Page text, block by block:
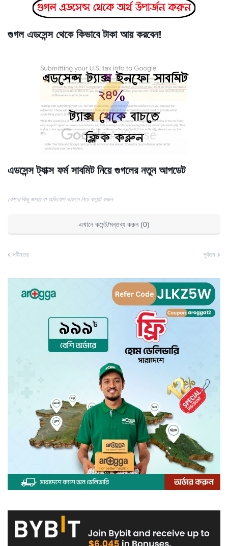
গুগল এডসেন্স থেকে কিভাবে টাকা আয় করবেন!
এডসেন্স ট্যাক্স ফর্ম সাবমিট নিয়ে গুগলের নতুন আপডেট
কোনো কিছু জানার বা অভিযোগ থাকলে নিচে কমেন্ট করুন
এখানে কমেন্ট/মন্তব্য করুন (0)
নবীনতর পূর্বতন